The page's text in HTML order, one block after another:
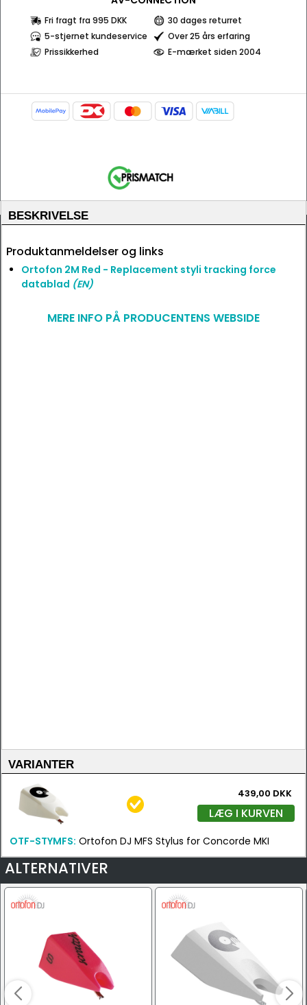
Fri fragt fra 995 DKK
30 dages returret
5-stjernet kundeservice
Over 25 års erfaring
Prissikkerhed
E-mærket siden 2004
BESKRIVELSE
Produktanmeldelser og links
Ortofon 2M Red - Replacement styli tracking force
datablad (EN)
MERE INFO PÅ PRODUCENTENS WEBSIDE
VARIANTER
439,00 DKK
LÆG I KURVEN
OTF-STYMFS: Ortofon DJ MFS Stylus for Concorde MKI
ALTERNATIVER